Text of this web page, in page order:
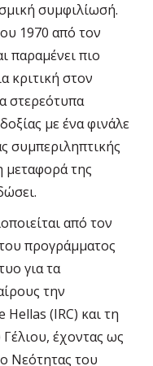
συμφιλίωσή.
1970 από τον
παραμένει πιο
κριτική στον
στερεότυπα
με ένα φινάλε
συμπεριληπτικής
μεταφορά της
από τον
προγράμματος
για τα
την
(IRC) και τη
έχοντας ως
Νεότητας του